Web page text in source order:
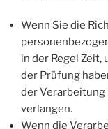
Wenn Sie die
in der Regel Zeit,
der Prüfung
der Verarbeitung
verlangen.
Wenn die